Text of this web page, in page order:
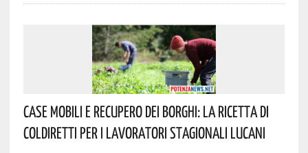
Case Mobili E Recupero Dei Borghi: La Ricetta Di
Coldiretti Per I Lavoratori Stagionali Lucani